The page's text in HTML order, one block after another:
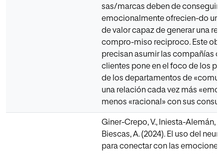
sas/marcas deben de conseguir
emocionalmente ofrecien-do
de valor capaz de generar una
compro-miso reciproco. Este
precisan asumir las compañías
clientes pone en el foco de los
de los departamentos de
una relación cada vez más
menos «racional» con sus
Giner-Crepo, V., Iniesta-Alemán,
Biescas, A. (2024). El uso del
para conectar con las